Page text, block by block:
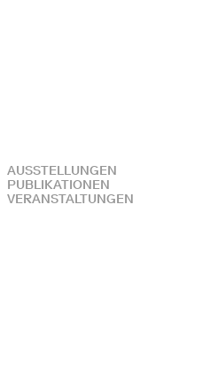
AUSSTELLUNGEN
PUBLIKATIONEN
VERANSTALTUNGEN